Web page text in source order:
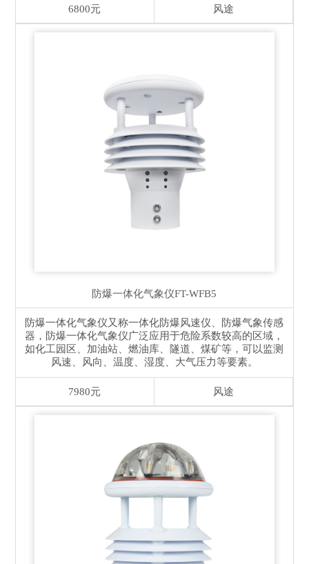
6800元 风途
防爆一体化气象仪FT-WFB5
防爆一体化气象仪又称一体化防爆风速仪、防爆气象传感
器，防爆一体化气象仪广泛应用于危险系数较高的区域，
如化工园区、加油站、燃油库、隧道、煤矿等，可以监测
风速、风向、温度、湿度、大气压力等要素。
7980元 风途